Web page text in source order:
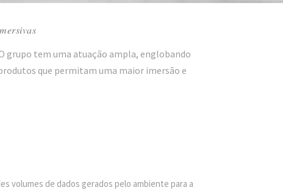
grupo tem uma atuação ampla, englobando
que permitam uma maior imersão e
volumes de dados gerados pelo ambiente para a